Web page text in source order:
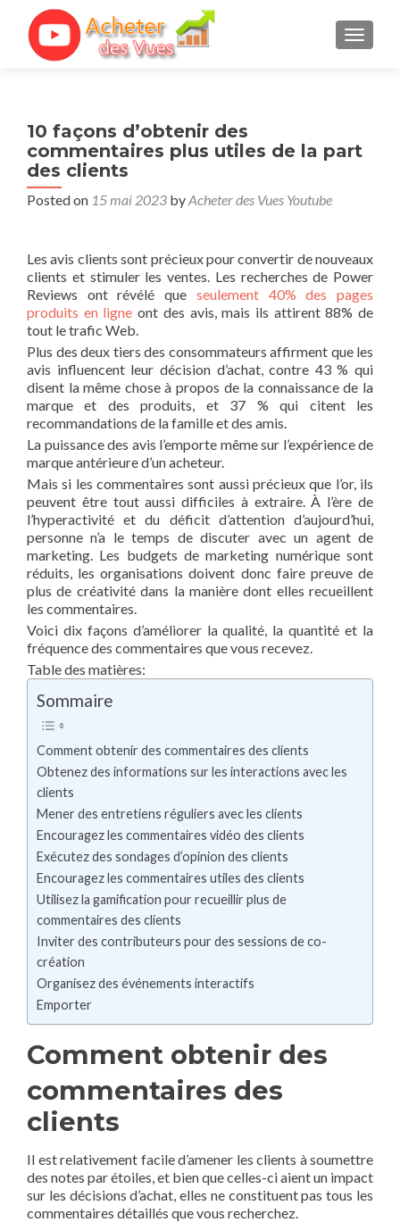
10 façons d’obtenir des
commentaires plus utiles de la part
des clients
Posted on 15 mai 2023 byAcheter des Vues Youtube
Les avis clients sont précieux pour convertir de nouveaux
clients et stimuler les ventes. Les recherches de Power
Reviews ont révélé que seulement 40% des pages
produits en ligne ont des avis, mais ils attirent 88% de
tout le trafic Web.
Plus des deux tiers des consommateurs affirment que les
avis influencent leur décision d’achat, contre 43 % qui
disent la même chose à propos de la connaissance de la
marque et des produits, et 37 % qui citent les
recommandations de la famille et des amis.
La puissance des avis l’emporte même sur l’expérience de
marque antérieure d’un acheteur.
Mais si les commentaires sont aussi précieux que l’or, ils
peuvent être tout aussi difficiles à extraire. À l’ère de
l’hyperactivité et du déficit d’attention d’aujourd’hui,
personne n’a le temps de discuter avec un agent de
marketing. Les budgets de marketing numérique sont
réduits, les organisations doivent donc faire preuve de
plus de créativité dans la manière dont elles recueillent
les commentaires.
Voici dix façons d’améliorer la qualité, la quantité et la
fréquence des commentaires que vous recevez.
Table des matières:
Sommaire
Comment obtenir des commentaires des clients
Obtenez des informations sur les interactions avec les
clients
Mener des entretiens réguliers avec les clients
Encouragez les commentaires vidéo des clients
Exécutez des sondages d’opinion des clients
Encouragez les commentaires utiles des clients
Utilisez la gamification pour recueillir plus de
commentaires des clients
Inviter des contributeurs pour des sessions de co-
création
Organisez des événements interactifs
Emporter
Comment obtenir des
commentaires des
clients
Il est relativement facile d’amener les clients à soumettre
des notes par étoiles, et bien que celles-ci aient un impact
sur les décisions d’achat, elles ne constituent pas tous les
commentaires détaillés que vous recherchez.